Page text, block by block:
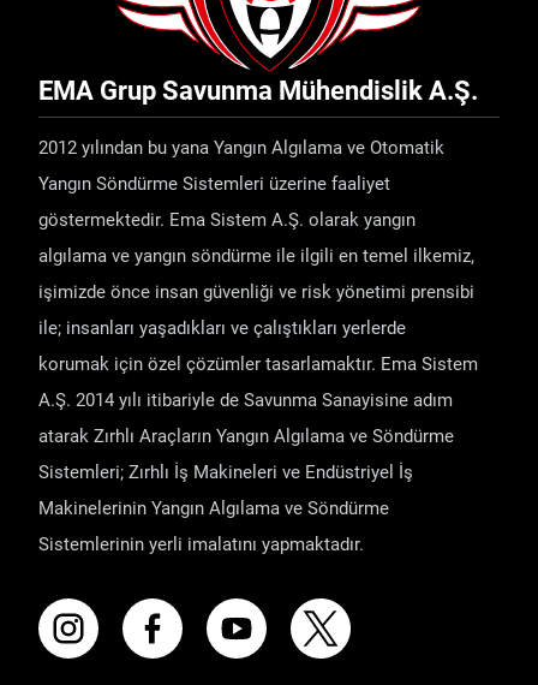
EMA Grup Savunma Mühendislik A.Ş.
2012 yılından bu yana Yangın Algılama ve Otomatik
Yangın Söndürme Sistemleri üzerine faaliyet
göstermektedir. Ema Sistem A.Ş. olarak yangın
algılama ve yangın söndürme ile ilgili en temel ilkemiz,
işimizde önce insan güvenliği ve risk yönetimi prensibi
ile; insanları yaşadıkları ve çalıştıkları yerlerde
korumak için özel çözümler tasarlamaktır. Ema Sistem
A.Ş. 2014 yılı itibariyle de Savunma Sanayisine adım
atarak Zırhlı Araçların Yangın Algılama ve Söndürme
Sistemleri; Zırhlı İş Makineleri ve Endüstriyel İş
Makinelerinin Yangın Algılama ve Söndürme
Sistemlerinin yerli imalatını yapmaktadır.